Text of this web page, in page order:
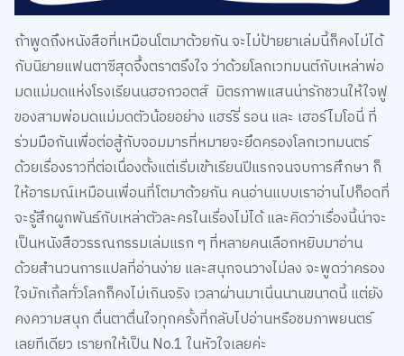
ถ้าพูดถึงหนังสือที่เหมือนโตมาด้วยกัน จะไม่ป้ายยาเล่มนี้ก็คงไม่ได้
กับนิยายแฟนตาซีสุดจึ้งตราตรึงใจ ว่าด้วยโลกเวทมนต์กับเหล่าพ่อ
มดแม่มดแห่งโรงเรียนนฮอกวอตส์ มิตรภาพแสนน่ารักชวนให้ใจฟู
ของสามพ่อมดแม่มดตัวน้อยอย่าง แฮร์รี่ รอน และ เฮอร์ไมโอนี่ ที่
ร่วมมือกันเพื่อต่อสู้กับจอมมารที่หมายจะยึดครองโลกเวทมนตร์
ด้วยเรื่องราวที่ต่อเนื่องตั้งแต่เริ่มเข้าเรียนปีแรกจนจบการศึกษา ก็
ให้อารมณ์เหมือนเพื่อนที่โตมาด้วยกัน คนอ่านแบบเราอ่านไปก็อดที่
จะรู้สึกผูกพันธ์กับเหล่าตัวละครในเรื่องไม่ได้ และคิดว่าเรื่องนี้น่าจะ
เป็นหนังสือวรรณกรรมเล่มแรก ๆ ที่หลายคนเลือกหยิบมาอ่าน
ด้วยสำนวนการแปลที่อ่านง่าย และสนุกจนวางไม่ลง จะพูดว่าครอง
ใจมักเกิ้ลทั่วโลกก็คงไม่เกินจริง เวลาผ่านมาเนิ่นนานขนาดนี้ แต่ยัง
คงความสนุก ตื่นตาตื่นใจทุกครั้งที่กลับไปอ่านหรือชมภาพยนตร์
เลยทีเดียว เรายกให้เป็น No.1 ในหัวใจเลยค่ะ